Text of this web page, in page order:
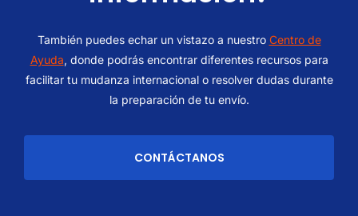
También puedes echar un vistazo a nuestro Centro de
Ayuda, donde podrás encontrar diferentes recursos para
facilitar tu mudanza internacional o resolver dudas durante
la preparación de tu envío.
CONTÁCTANOS